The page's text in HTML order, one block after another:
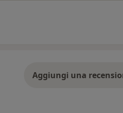
Aggiungi una